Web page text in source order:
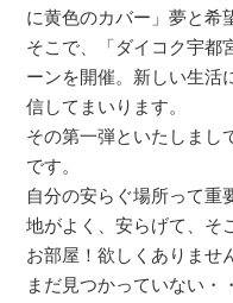
に黄色のカバー」夢と希
そこで、「ダイコク宇都
ーンを開催。新しい生活
信してまいります。
その第一弾といたしまし
です。
自分の安らぐ場所って重
地がよく、安らげて、そ
お部屋！欲しくありませ
まだ見つかっていない・